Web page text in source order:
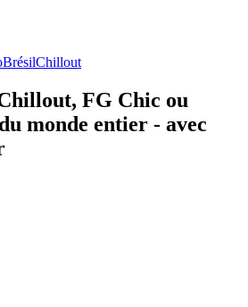
BrésilChillout
FG Chic ou
monde entier - avec